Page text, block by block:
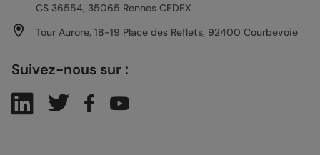
CS 36554, 35065 Rennes CEDEX
Tour Aurore, 18-19 Place des Reflets, 92400 Courbevoie
Suivez-nous sur :